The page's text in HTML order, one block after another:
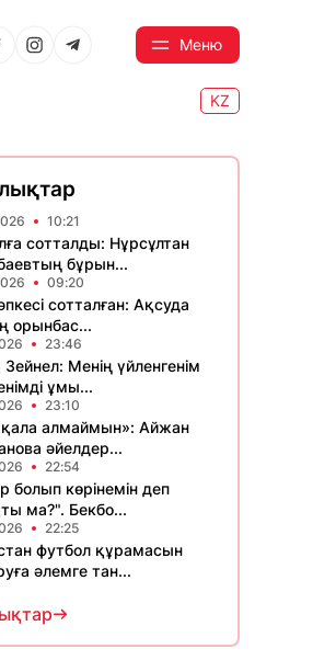
Меню
KZ
10:21
сотталды: Нұрсұлтан
бұрын...
09:20
сотталған: Ақсуда
орынбас...
23:46
Зейнел: Менің үйленгенім
ұмы...
23:10
қала алмаймын»: Айжан
әйелдер...
22:54
болып көрінемін деп
ма?". Бекбо...
22:25
футбол құрамасын
әлемге тан...